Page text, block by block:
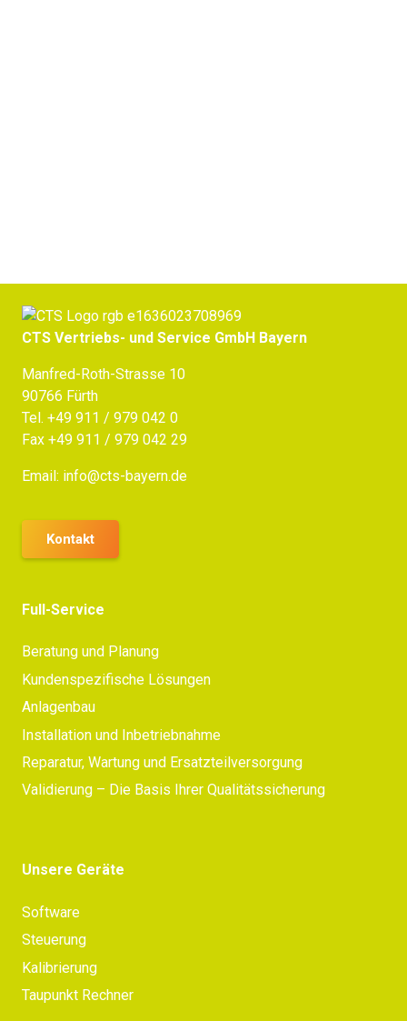
CTS Vertriebs- und Service GmbH Bayern
Manfred-Roth-Strasse 10
90766 Fürth
Tel. +49 911 / 979 042 0
Fax +49 911 / 979 042 29
Email: info@cts-bayern.de
Kontakt
Full-Service
Beratung und Planung
Kundenspezifische Lösungen
Anlagenbau
Installation und Inbetriebnahme
Reparatur, Wartung und Ersatzteilversorgung
Validierung – Die Basis Ihrer Qualitätssicherung
Unsere Geräte
Software
Steuerung
Kalibrierung
Taupunkt Rechner